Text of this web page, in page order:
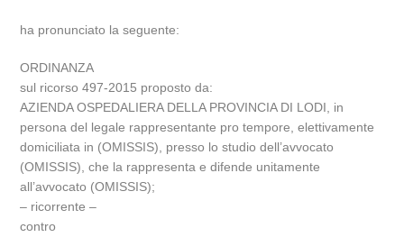
ha pronunciato la seguente:
ORDINANZA
sul ricorso 497-2015 proposto da:
AZIENDA OSPEDALIERA DELLA PROVINCIA DI LODI, in
persona del legale rappresentante pro tempore, elettivamente
domiciliata in (OMISSIS), presso lo studio dell’avvocato
(OMISSIS), che la rappresenta e difende unitamente
all’avvocato (OMISSIS);
– ricorrente –
contro